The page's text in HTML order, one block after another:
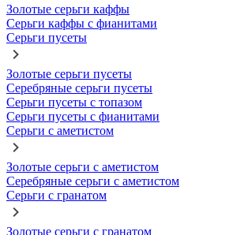
Золотые серьги каффы
Серьги каффы с фианитами
Серьги пусеты
Золотые серьги пусеты
Серебряные серьги пусеты
Серьги пусеты с топазом
Серьги пусеты с фианитами
Серьги с аметистом
Золотые серьги с аметистом
Серебряные серьги с аметистом
Серьги с гранатом
Золотые серьги с гранатом